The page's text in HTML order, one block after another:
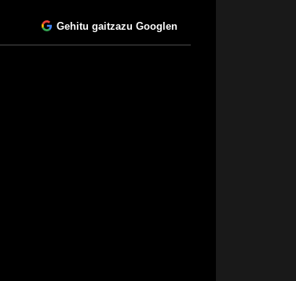
Gehitu gaitzazu Googlen